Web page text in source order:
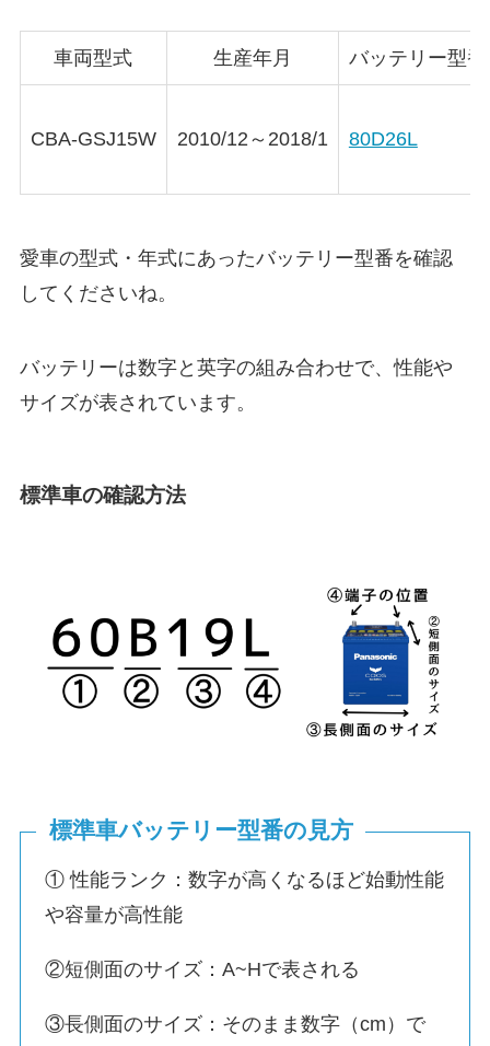
車両型式 生産年月 バッテリー型番
CBA-GSJ15W 2010/12～2018/1 80D26L
愛車の型式・年式にあったバッテリー型番を確認
してくださいね。
バッテリーは数字と英字の組み合わせで、性能や
サイズが表されています。
標準車の確認方法
標準車バッテリー型番の見方
① 性能ランク：数字が高くなるほど始動性能
や容量が高性能
②短側面のサイズ：A~Hで表される
③長側面のサイズ：そのまま数字（cm）で